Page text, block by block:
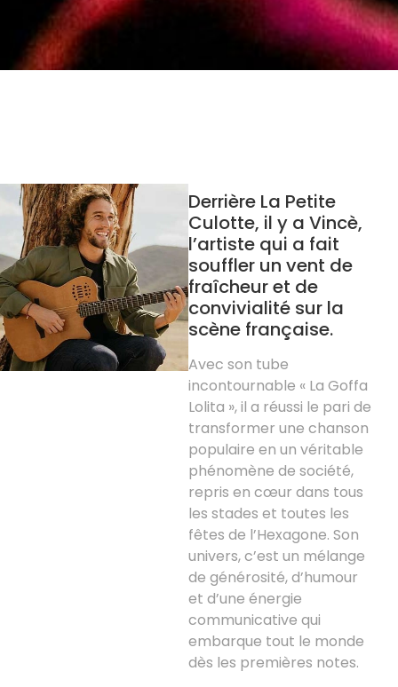
Derrière La Petite
Culotte, il y a Vincè,
l’artiste qui a fait
souffler un vent de
fraîcheur et de
convivialité sur la
scène française.
Avec son tube
incontournable « La Goffa
Lolita », il a réussi le pari de
transformer une chanson
populaire en un véritable
phénomène de société,
repris en cœur dans tous
les stades et toutes les
fêtes de l’Hexagone. Son
univers, c’est un mélange
de générosité, d’humour
et d’une énergie
communicative qui
embarque tout le monde
dès les premières notes.